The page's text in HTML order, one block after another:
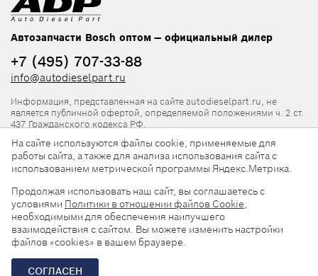
Автозапчасти Bosch оптом — официальный дилер
+7 (495) 707-33-88
info@autodieselpart.ru
Информация, представленная на сайте autodieselpart.ru, не
является публичной офертой, определяемой положениями ч. 2 ст.
437 Гражданского кодекса РФ.
Нормативная документация
ADP в социальных сетях
© 2026, ООО «АвтоДизельПарт». Все права защищены.
Разработка сайта —
На сайте используются файлы cookie, применяемые для
работы сайта, а также для анализа использования сайта с
использованием метрической программы Яндекс.Метрика.
Продолжая использовать наш сайт, вы соглашаетесь с
условиями Политики в отношении файлов Cookie,
необходимыми для обеспечения наилучшего
взаимодействия с сайтом. Вы можете изменить настройки
файлов «cookies» в вашем браузере.
СОГЛАСЕН